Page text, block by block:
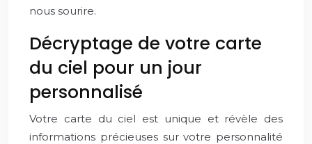
nous sourire.
Décryptage de votre carte
du ciel pour un jour
personnalisé
Votre carte du ciel est unique et révèle des
informations précieuses sur votre personnalité